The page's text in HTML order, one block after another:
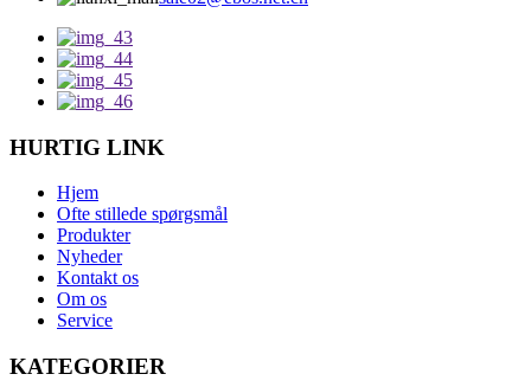
HURTIG LINK
Hjem
Ofte stillede spørgsmål
Produkter
Nyheder
Kontakt os
Om os
Service
KATEGORIER